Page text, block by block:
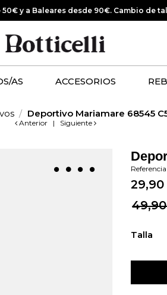
y a Baleares desde 90€. Cambio de
AS ACCESORIOS
Deportivo Mariamare 68545
Anterior | Siguiente
Referencia
Talla